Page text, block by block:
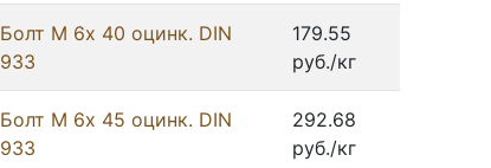
Болт М 6х 40 оцинк. DIN
933
179.55
руб./кг
Болт М 6х 45 оцинк. DIN
933
292.68
руб./кг